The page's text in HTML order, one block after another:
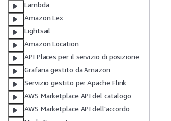
Lambda
Amazon Lex
Lightsail
Amazon Location
API Places per il servizio di posizione
Grafana gestito da Amazon
Servizio gestito per Apache Flink
AWS Marketplace API del catalogo
AWS Marketplace API dell'accordo